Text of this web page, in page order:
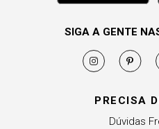
PRECISA
Dúvidas
SIGA A GENTE